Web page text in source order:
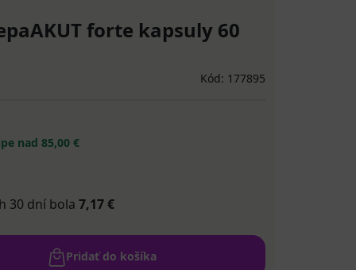
forte kapsuly 60
Kód: 177895
nad 85,00 €
30 dní bola 7,17 €
Pridať do košíka